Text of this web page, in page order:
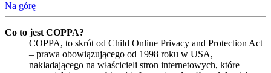
Na górę
Co to jest COPPA?
COPPA, to skrót od Child Online Privacy and Protection Act
– prawa obowiązującego od 1998 roku w USA,
nakładającego na właścicieli stron internetowych, które